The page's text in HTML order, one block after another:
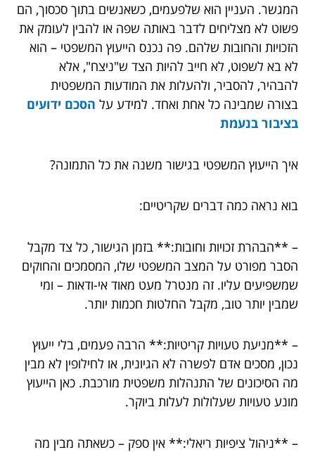
המגשר. העניין הוא שלפעמים, כשאנשים בתוך סכסוך, הם
פשוט לא מצליחים לדבר באותה שפה או להבין לעומק את
הזכויות והחובות שלהם. פה נכנס הייעוץ המשפטי – הוא
לא בא לשפוט, לא חייב להיות הצד ש"ניצח", אלא
להבהיר, להסביר, ולהעלות את המודעות המשפטית
בצורה שמבינה כל אחת ואחד. למידע על הסכם ידועים
בציבור בנעמת
איך הייעוץ המשפטי בגישור משנה את כל התמונה?
בוא נראה כמה דברים שקריטיים:
– **הבהרת זכויות וחובות:** בזמן הגישור, כל צד מקבל
הסבר מפורט על המצב המשפטי שלו, המסמכים והחוקים
שמשפיעים עליו. זה מנטרל מעט מאוד אי-ודאות – ומי
שמבין יותר טוב, מקבל החלטות חכמות יותר.
– **מניעת טעויות קריטיות:** הרבה פעמים, בלי ייעוץ
נכון, מסכים אדם לפשרה לא הגיונית, או לחילופין לא מבין
מה הסיכונים של התנהלות משפטית מורכבת. כאן הייעוץ
מונע טעויות שעלולות לעלות ביוקר.
– **ניהול ציפיות ריאלי:** אין ספק – כשאתה מבין מה